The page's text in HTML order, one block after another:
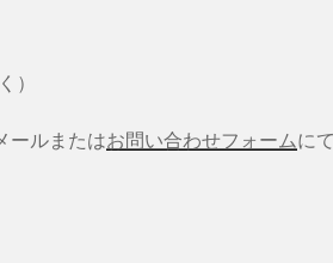
）
ールまたはお問い合わせフォームに